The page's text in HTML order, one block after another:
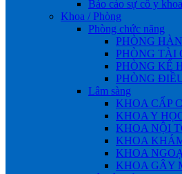
Báo cáo sự cố y khoa
Khoa / Phòng
Phòng chức năng
PHÒNG
PHÒNG TÀI
PHÒNG KẾ
PHÒNG
Lâm sàng
KHOA CẤP
KHOA Y
KHOA NỘI
KHOA
KHOA
KHOA GÂY